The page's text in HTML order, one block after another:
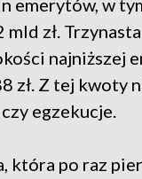
emerytów, w
zł.
najniższej
zł. Z tej kwoty
egzekucje.
która po raz